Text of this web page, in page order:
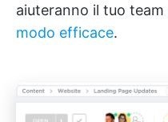
aiuteranno il tuo team
modo efficace.